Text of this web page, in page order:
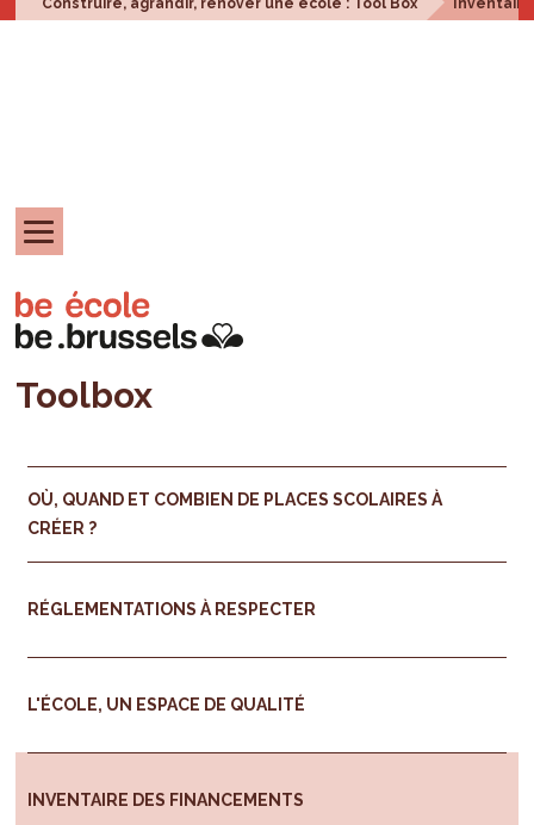
Construire, agrandir, rénover une école : Tool Box
Toolbox
OÙ, QUAND ET COMBIEN DE PLACES SCOLAIRES À
CRÉER ?
RÉGLEMENTATIONS À RESPECTER
L'ÉCOLE, UN ESPACE DE QUALITÉ
INVENTAIRE DES FINANCEMENTS